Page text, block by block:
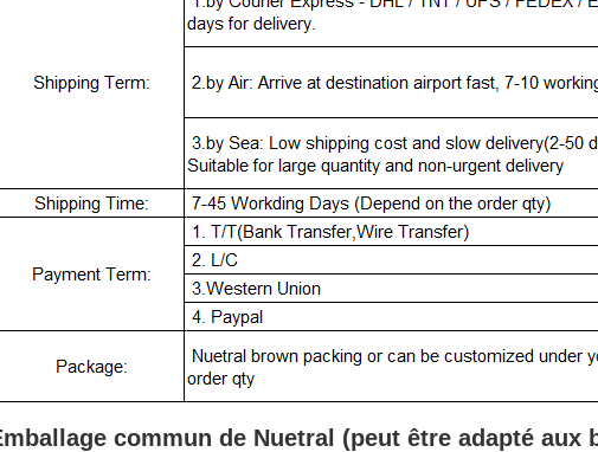
commun de Nuetral (peut être adapté aux